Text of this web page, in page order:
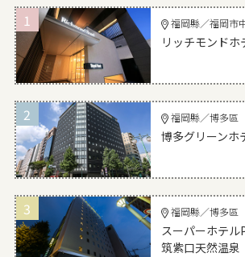
1 福岡縣／福岡市
リッチモンドホ
2 福岡縣／博多區
博多グリーンホ
3 福岡縣／博多區
スーパーホテ
筑紫口天然温泉